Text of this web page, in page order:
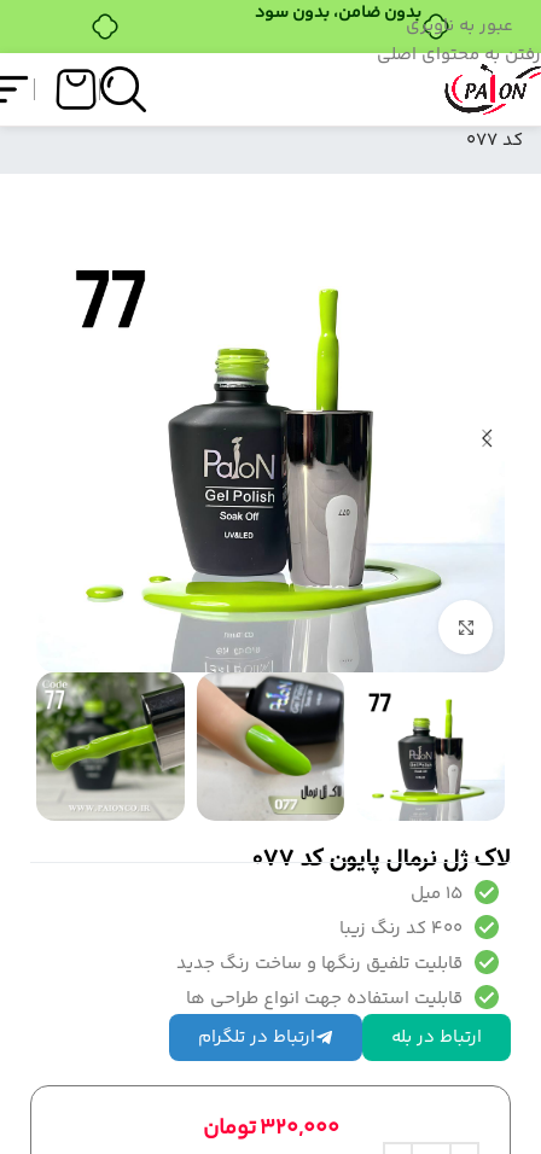
عبور به ناوبری
رفتن به محتوای اصلی
فروشگاه
لاک ژل نرمال پایون
کد 077
بزرگنمایی تصویر
لاک ژل نرمال پایون کد 077
15 میل
400 کد رنگ زیبا
قابلیت تلفیق رنگها و ساخت رنگ جدید
قابلیت استفاده جهت انواع طراحی ها
ارتباط در بله
ارتباط در تلگرام
320,000تومان